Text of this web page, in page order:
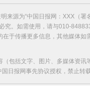
来源为“中国日报网：XXX（
究。如需使用，请与010-
在于传播更多信息，其他媒体
（包括文字、图片、多媒体资
国日报网事先协议授权，禁止转